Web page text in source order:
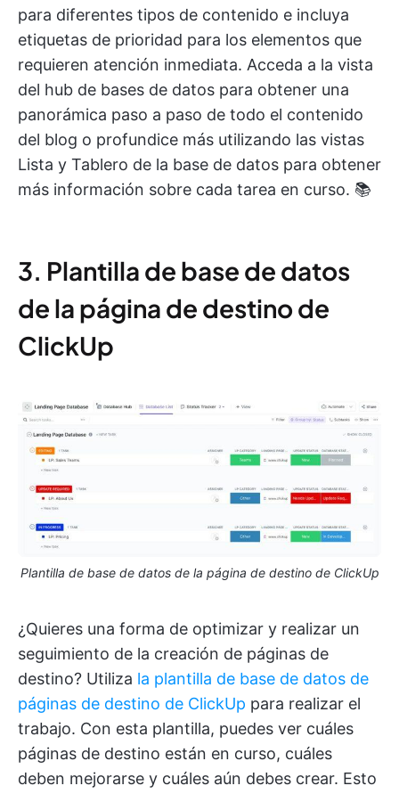
para diferentes tipos de contenido e incluya
etiquetas de prioridad para los elementos que
requieren atención inmediata. Acceda a la vista
del hub de bases de datos para obtener una
panorámica paso a paso de todo el contenido
del blog o profundice más utilizando las vistas
Lista y Tablero de la base de datos para obtener
más información sobre cada tarea en curso. 📚
3. Plantilla de base de datos
de la página de destino de
ClickUp
Plantilla de base de datos de la página de destino de ClickUp
¿Quieres una forma de optimizar y realizar un
seguimiento de la creación de páginas de
destino? Utiliza la plantilla de base de datos de
páginas de destino de ClickUp para realizar el
trabajo. Con esta plantilla, puedes ver cuáles
páginas de destino están en curso, cuáles
deben mejorarse y cuáles aún debes crear. Esto